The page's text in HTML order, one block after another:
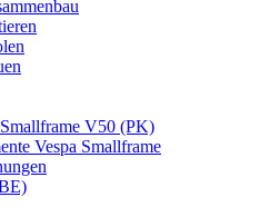
V50 (PK)
Vespa Smallframe